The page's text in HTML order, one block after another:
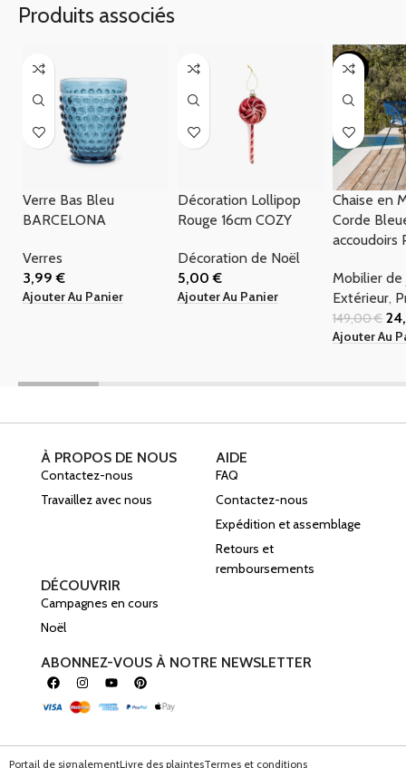
Produits associés
Verre Bas Bleu
BARCELONA
Verres
3,99€
Ajouter Au Panier
Décoration Lollipop
Rouge 16cm COZY
Décoration de Noël
5,00€
Ajouter Au Panier
-83%
Chaise en
Corde
accoudoirs
Mobilier de
Extérieur,
149,00€
Ajouter Au
À PROPOS DE NOUS
Contactez-nous
Travaillez avec nous
AIDE
FAQ
Contactez-nous
Expédition et assemblage
Retours et
remboursements
DÉCOUVRIR
Campagnes en cours
Noël
ABONNEZ-VOUS À NOTRE NEWSLETTER
Portail de signalementLivre des plaintesTermes et conditions